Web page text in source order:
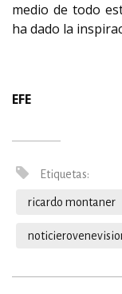
medio de todo
ha dado la
EFE
Etiquetas:
ricardo montaner